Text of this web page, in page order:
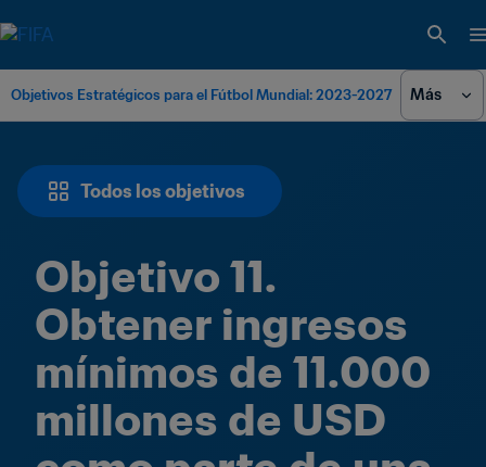
Objetivos Estratégicos para el Fútbol Mundial: 2023-2027 Más
Todos los objetivos
Objetivo 11.
Obtener ingresos
mínimos de 11.000
millones de USD